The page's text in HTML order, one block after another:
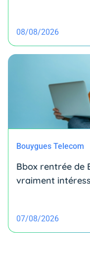
08/08/2026
Bouygues Telecom
Bbox rentrée de
vraiment
07/08/2026